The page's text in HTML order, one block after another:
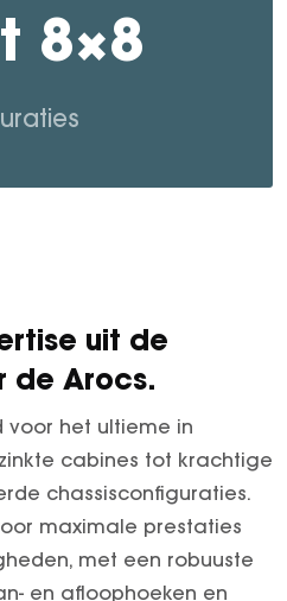
8×8
uit de
de Arocs.
voor het ultieme in
cabines tot krachtige
chassisconfiguraties.
maximale prestaties
met een robuuste
en afloophoeken en